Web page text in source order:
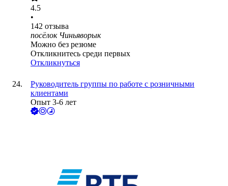
4.5
•
142 отзыва
посёлок Чиньяворык
Можно без резюме
Откликнитесь среди первых
Откликнуться
Руководитель группы по работе с розничными
клиентами
Опыт 3-6 лет